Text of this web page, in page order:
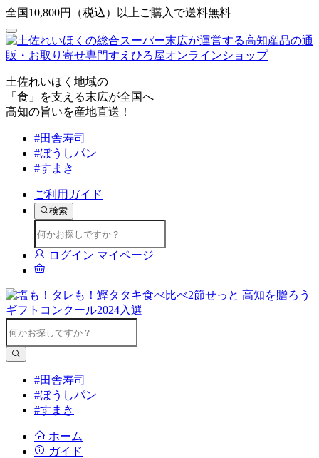
全国10,800円（税込）以上ご購入で送料無料
土佐れいほく地域の
「食」を支える末広が全国へ
高知の旨いを産地直送！
#田舎寿司
#ぼうしパン
#すまき
ご利用ガイド
検索
ログイン マイページ
#田舎寿司
#ぼうしパン
#すまき
ホーム
ガイド